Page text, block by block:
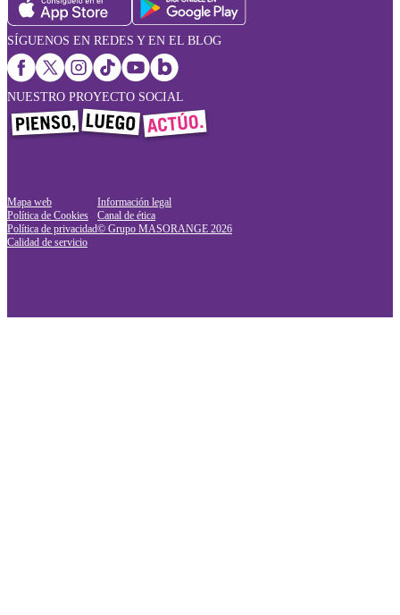
SÍGUENOS EN REDES Y EN EL BLOG
NUESTRO PROYECTO SOCIAL
Mapa web
Política de Cookies
Política de privacidad
Calidad de servicio
Información legal
Canal de ética
© Grupo MASORANGE 2026